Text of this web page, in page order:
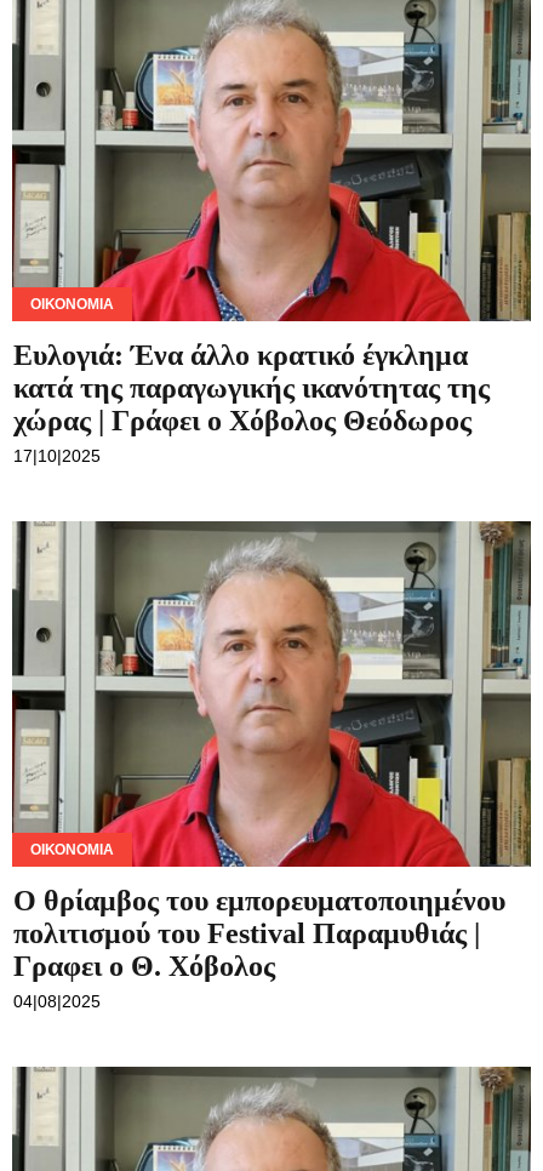
ΟΙΚΟΝΟΜΊΑ
Ευλογιά: Ένα άλλο κρατικό έγκλημα
κατά της παραγωγικής ικανότητας της
χώρας | Γράφει ο Χόβολος Θεόδωρος
17|10|2025
ΟΙΚΟΝΟΜΊΑ
Ο θρίαμβος του εμπορευματοποιημένου
πολιτισμού του Festival Παραμυθιάς |
Γραφει ο Θ. Χόβολος
04|08|2025